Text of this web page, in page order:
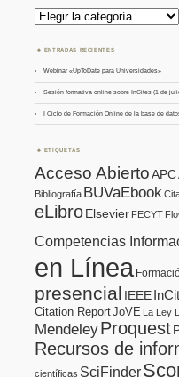
Buscar
por
Tema
ENTRADAS RECIENTES
Webinar «UpToDate para Universidades»
Sesión formativa online sobre InCites (1 de
I Ciclo de Formación Online de la base de
ETIQUETAS
Acceso AbiertoAPC
Bibliografía BUVaEbook
eLibroElsevier FECYT
Competencias
en Línea
presencial IEEE
Citation ReportJoVE La Ley
MendeleyProquest
Recursos de
científicas SciFinder